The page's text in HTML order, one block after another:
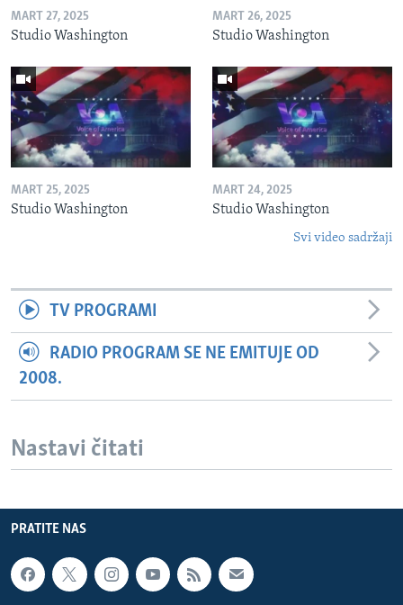
MART 27, 2025
Studio Washington
MART 26, 2025
Studio Washington
MART 25, 2025
Studio Washington
MART 24, 2025
Studio Washington
Svi video sadržaji
TV PROGRAMI
RADIO PROGRAM SE NE EMITUJE OD
2008.
Nastavi čitati
PRATITE NAS